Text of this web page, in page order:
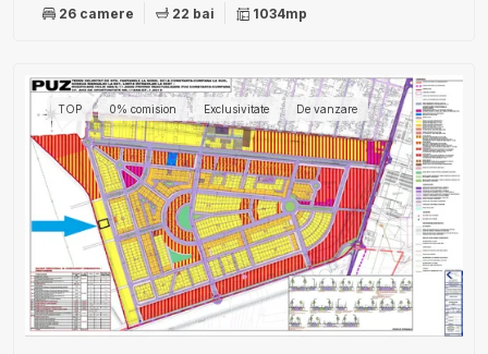
26 camere 22 bai 1034mp
TOP 0% comision Exclusivitate De vanzare